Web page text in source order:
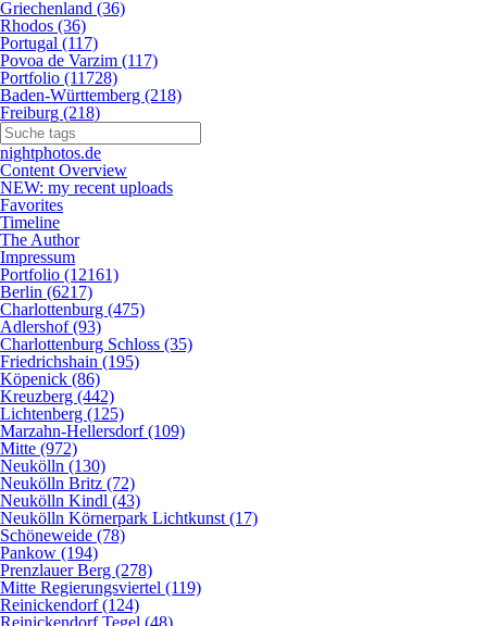
Griechenland (36)
Rhodos (36)
Portugal (117)
Povoa de Varzim (117)
Portfolio (11728)
Baden-Württemberg (218)
Freiburg (218)
nightphotos.de
Content Overview
NEW: my recent uploads
Favorites
Timeline
The Author
Impressum
Portfolio (12161)
Berlin (6217)
Charlottenburg (475)
Adlershof (93)
Charlottenburg Schloss (35)
Friedrichshain (195)
Köpenick (86)
Kreuzberg (442)
Lichtenberg (125)
Marzahn-Hellersdorf (109)
Mitte (972)
Neukölln (130)
Neukölln Britz (72)
Neukölln Kindl (43)
Neukölln Körnerpark Lichtkunst (17)
Schöneweide (78)
Pankow (194)
Prenzlauer Berg (278)
Mitte Regierungsviertel (119)
Reinickendorf (124)
Reinickendorf Tegel (48)